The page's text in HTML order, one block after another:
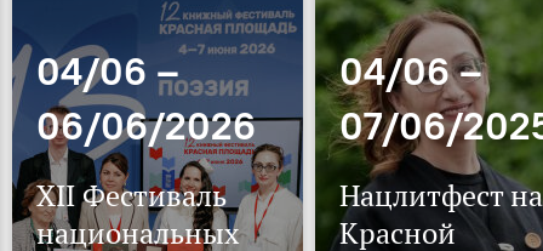
04/06 –
06/06/2026
XII Фестиваль
национальных
04/06 –
07/06/
Нацлитфест на
Красной